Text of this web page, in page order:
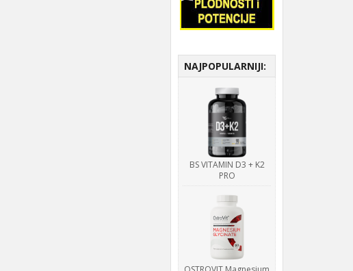
NAJPOPULARNIJI:
BS VITAMIN D3 + K2
PRO